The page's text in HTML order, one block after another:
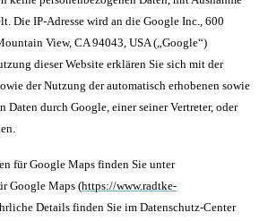
Die IP-Adresse wird an die Google Inc., 600
View, CA 94043, USA („Google“)
dieser Website erklären Sie sich mit der
der Nutzung der automatisch erhobenen sowie
Daten durch Google, einer seiner Vertreter, oder
für Google Maps finden Sie unter
Google Maps (https://www.radtke-
Details finden Sie im Datenschutz-Center